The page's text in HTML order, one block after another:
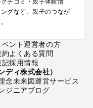
チコミ・親子体験情
グなど、親子のつなが
ント運営者の方
約よくある質問
記採用情報
ディ株式会社）
念未来図運営サービス
ジニアブログ